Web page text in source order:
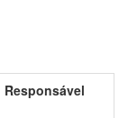
Responsável